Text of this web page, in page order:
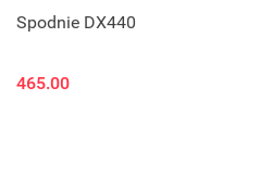
Spodnie DX440
465.00